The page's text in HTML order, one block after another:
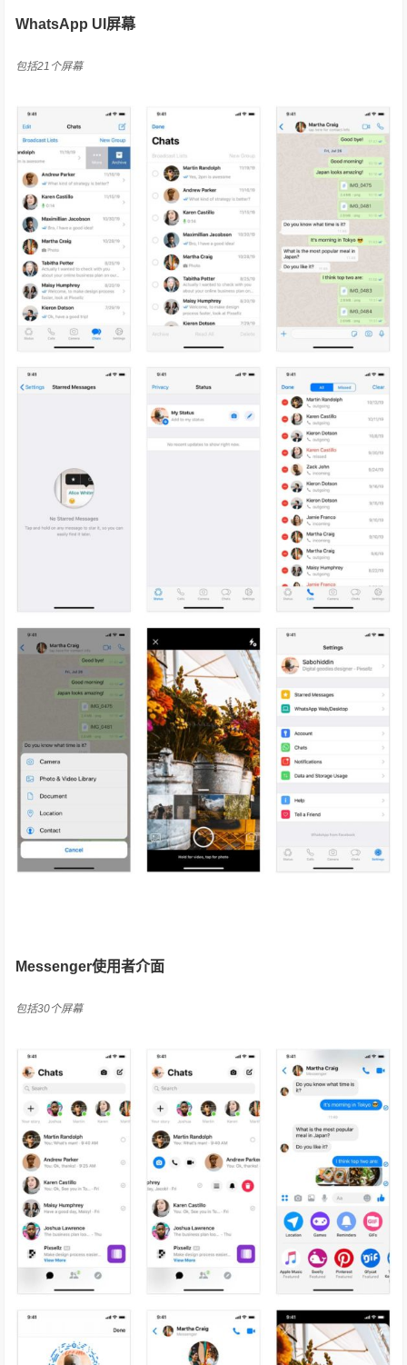
WhatsApp UI屏幕
包括21个屏幕
Messenger使用者介面
包括30个屏幕